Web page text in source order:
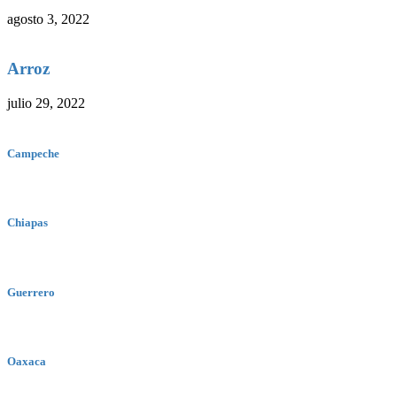
agosto 3, 2022
Arroz
julio 29, 2022
Campeche
Chiapas
Guerrero
Oaxaca